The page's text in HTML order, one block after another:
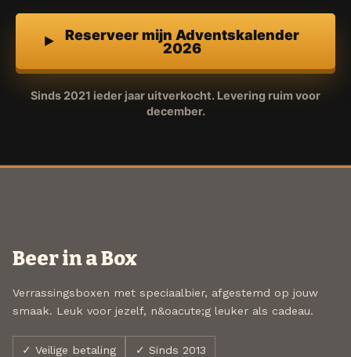
Reserveer mijn Adventskalender
2026
Sinds 2021 ieder jaar uitverkocht. Levering ruim voor
december.
Beer in a Box
Verrassingsboxen met speciaalbier, afgestemd op jouw
smaak. Leuk voor jezelf, n&oacute;g leuker als cadeau.
✓ Veilige betaling ✓ Sinds 2013